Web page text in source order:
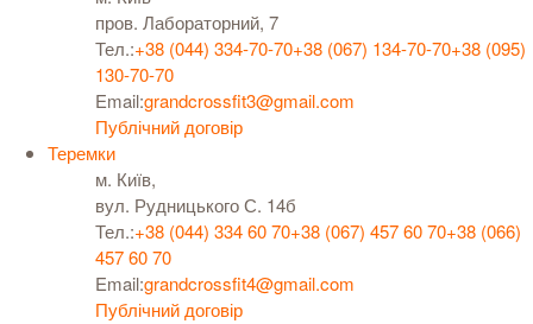
пров. Лабораторний, 7
Тел.:+38 (044) 334-70-70+38 (067) 134-70-70+38 (095)
130-70-70
Email:grandcrossfit3@gmail.com
Публічний договір
Теремки
м. Київ,
вул. Рудницького С. 14б
Тел.:+38 (044) 334 60 70+38 (067) 457 60 70+38 (066)
457 60 70
Email:grandcrossfit4@gmail.com
Публічний договір